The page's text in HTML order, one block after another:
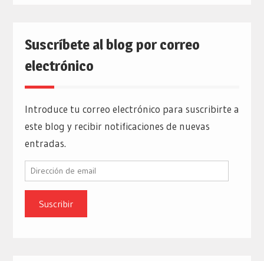
Suscríbete al blog por correo
electrónico
Introduce tu correo electrónico para suscribirte a
este blog y recibir notificaciones de nuevas
entradas.
Dirección
email